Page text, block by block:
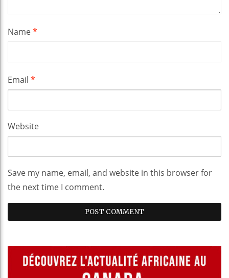
Name*
Email *
Website
Save my name, email, and website in this browser for
the next time I comment.